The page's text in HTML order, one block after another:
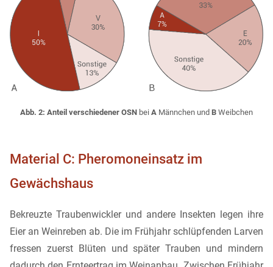
Abb. 2: Anteil verschiedener OSN bei A Männchen und B Weibchen
Material C: Pheromoneinsatz im
Gewächshaus
Bekreuzte Traubenwickler und andere Insekten legen ihre
Eier an Weinreben ab. Die im Frühjahr schlüpfenden Larven
fressen zuerst Blüten und später Trauben und mindern